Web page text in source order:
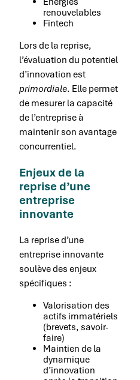
renouvelables
Fintech
Lors de la reprise,
l’évaluation du potentiel
d’innovation est
primordiale. Elle permet
de mesurer la capacité
de l’entreprise à
maintenir son avantage
concurrentiel.
Enjeux de la
reprise d’une
entreprise
innovante
La reprise d’une
entreprise innovante
soulève des enjeux
spécifiques :
Valorisation des
actifs immatériels
(brevets, savoir-
faire)
Maintien de la
dynamique
d’innovation